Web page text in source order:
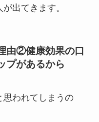
出てきます。
由②健康効果の口
プがあるから
思われてしまうの